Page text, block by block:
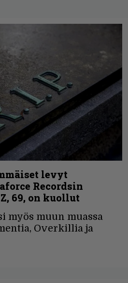
levyt
Recordsin
69, on kuollut
myös muun muassa
Overkillia ja